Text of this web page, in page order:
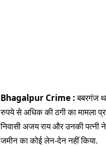
Bhagalpur Crime :बबरगंज
रुपये से अधिक की ठगी का मामला
निवासी अजय राय और उनकी
जमीन का कोई लेन-देन नहीं किया.